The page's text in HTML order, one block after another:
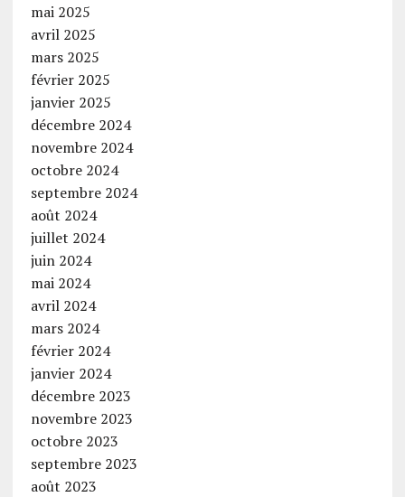
mai 2025
avril 2025
mars 2025
février 2025
janvier 2025
décembre 2024
novembre 2024
octobre 2024
septembre 2024
août 2024
juillet 2024
juin 2024
mai 2024
avril 2024
mars 2024
février 2024
janvier 2024
décembre 2023
novembre 2023
octobre 2023
septembre 2023
août 2023